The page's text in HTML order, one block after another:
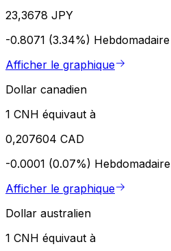
23,3678 JPY
-0.8071 (3.34%) Hebdomadaire
Afficher le graphique
Dollar canadien
1 CNH équivaut à
0,207604 CAD
-0.0001 (0.07%) Hebdomadaire
Afficher le graphique
Dollar australien
1 CNH équivaut à